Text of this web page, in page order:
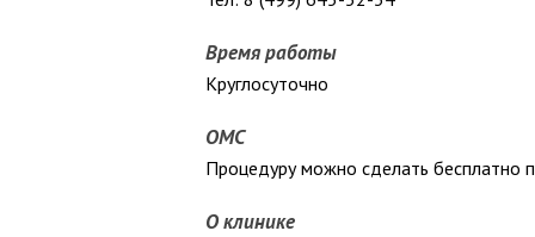
Время работы
Круглосуточно
ОМС
Процедуру можно сделать бесплатно
О клинике